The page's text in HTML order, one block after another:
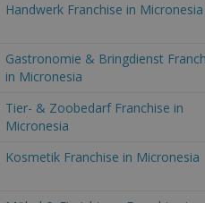
Handwerk Franchise in Micronesia
Gastronomie & Bringdienst
in Micronesia
Tier- & Zoobedarf Franchise in
Micronesia
Kosmetik Franchise in Micronesia